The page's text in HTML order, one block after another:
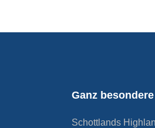
Ganz
Schottlands